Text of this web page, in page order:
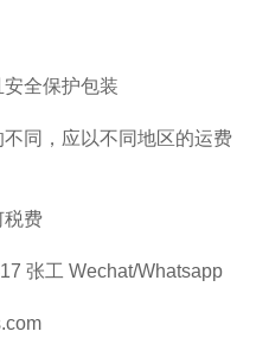
全保护包装
同，应以不同地区的运费
税费
张工 Wechat/Whatsapp